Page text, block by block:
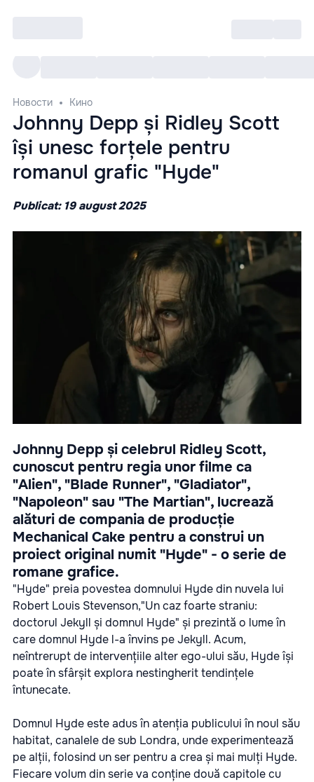
Новости Кино
Johnny Depp și Ridley Scott
își unesc forțele pentru
romanul grafic "Hyde"
Publicat: 19 august 2025
Johnny Depp și celebrul Ridley Scott,
cunoscut pentru regia unor filme ca
"Alien", "Blade Runner", "Gladiator",
"Napoleon" sau "The Martian", lucrează
alături de compania de producție
Mechanical Cake pentru a construi un
proiect original numit "Hyde" - o serie de
romane grafice.
"Hyde" preia povestea domnului Hyde din nuvela lui
Robert Louis Stevenson,"Un caz foarte straniu:
doctorul Jekyll și domnul Hyde" și prezintă o lume în
care domnul Hyde l-a învins pe Jekyll. Acum,
neîntrerupt de intervențiile alter ego-ului său, Hyde își
poate în sfârșit explora nestingherit tendințele
întunecate.
Domnul Hyde este adus în atenția publicului în noul său
habitat, canalele de sub Londra, unde experimentează
pe alții, folosind un ser pentru a crea și mai mulți Hyde.
Fiecare volum din serie va conține două capitole cu